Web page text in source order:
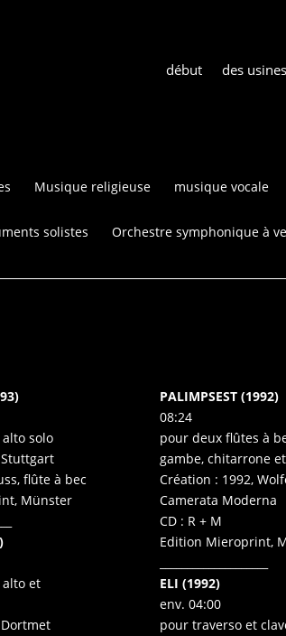
début des usines
Musique religieuse musique vocale
solistes Orchestre symphonique à
solo
flûte à bec
Münster
et
PALIMPSEST (1992)
08:24
pour deux flûtes à
gambe, chitarrone
Création : 1992,
Camerata Moderna
CD : R + M
Edition Mieroprint,
ELI (1992)
env. 04:00
pour traverso et